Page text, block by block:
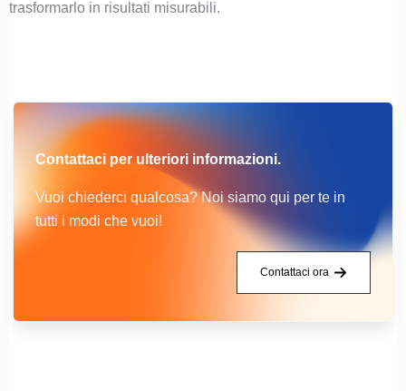
trasformarlo in risultati misurabili.
Contattaci per ulteriori informazioni.
Vuoi chiederci qualcosa? Noi siamo qui per te in
tutti i modi che vuoi!
Contattaci ora